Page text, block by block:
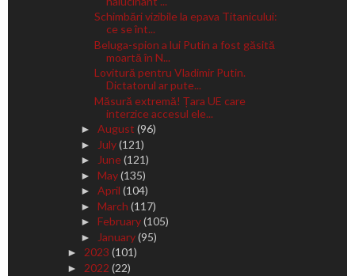
Schimbări vizibile la epava Titanicului:
ce se înt...
Beluga-spion a lui Putin a fost găsită
moartă în N...
Lovitură pentru Vladimir Putin.
Dictatorul ar pute...
Măsură extremă! Țara UE care
interzice accesul ele...
► August (96)
► July(121)
► June(121)
► May(135)
► April (104)
► March (117)
► February(105)
► January(95)
► 2023 (101)
► 2022 (22)